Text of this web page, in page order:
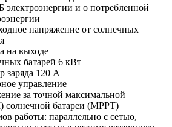
электроэнергии и о потребленной
напряжение от солнечных
на выходе
батарей 6 кВт
заряда 120 А
управление
за точной максимальной
батареи (MPPT)
работы: параллельно с сетью,